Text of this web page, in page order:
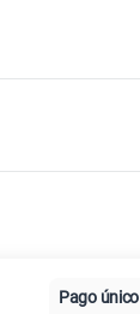
Cuotas Claro
Pago único